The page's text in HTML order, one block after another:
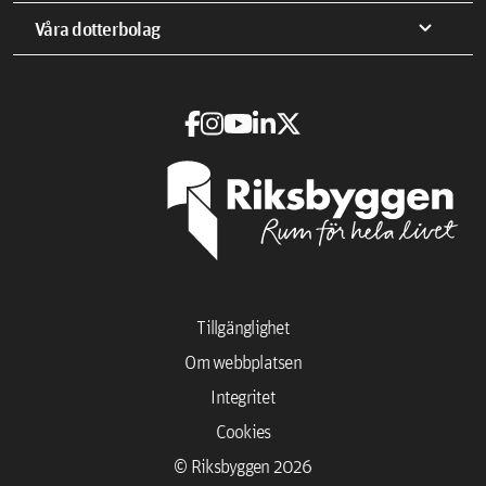
Våra dotterbolag expand_more
© Riksbyggen 2026
Cookies
Integritet
Om webbplatsen
Tillgänglighet